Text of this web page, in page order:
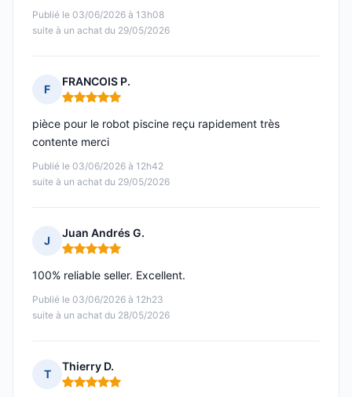
Publié le 03/06/2026 à 13h08
suite à un achat du 29/05/2026
F
FRANCOIS P.
Note : 5 sur 5
Publié le 03/06/2026 à 12h42
suite à un achat du 29/05/2026
pièce pour le robot piscine reçu rapidement très
contente merci
J
Juan Andrés G.
Note : 5 sur 5
Publié le 03/06/2026 à 12h23
suite à un achat du 28/05/2026
100% reliable seller. Excellent.
T
Thierry D.
Note : 5 sur 5